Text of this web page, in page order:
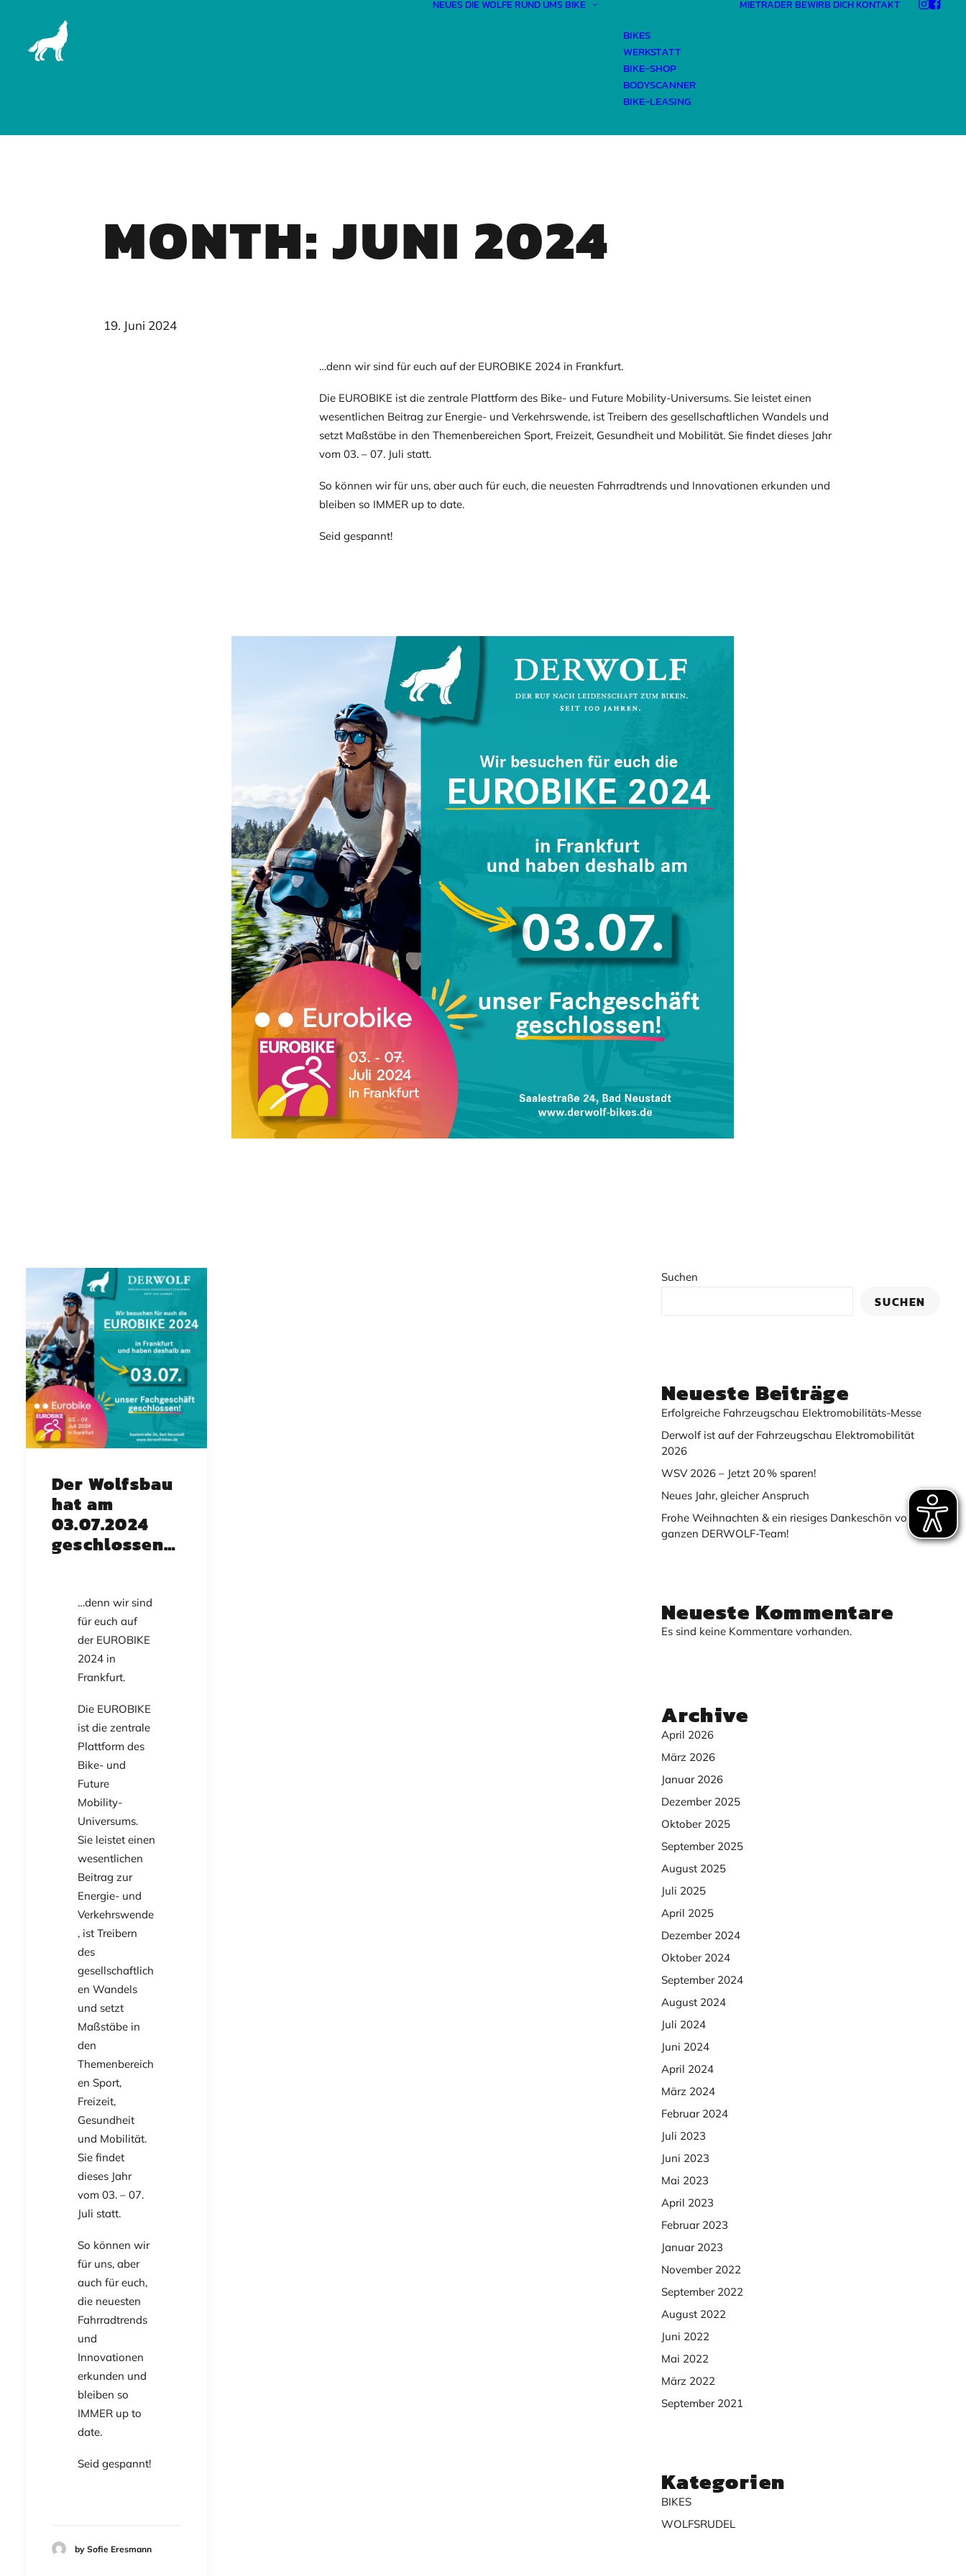
NEUES DIE WÖLFERUND UMS BIKE
BIKES
WERKSTATT
BIKE-SHOP
BODYSCANNER
BIKE-LEASING
MIETRÄDER BEWIRB DICHKONTAKT
MONTH: JUNI 2024
19. Juni 2024
…denn wir sind für euch auf der EUROBIKE 2024 in Frankfurt.
Die EUROBIKE ist die zentrale Plattform des Bike- und Future Mobility-Universums. Sie leistet einen
wesentlichen Beitrag zur Energie- und Verkehrswende, ist Treibern des gesellschaftlichen Wandels und
setzt Maßstäbe in den Themenbereichen Sport, Freizeit, Gesundheit und Mobilität. Sie findet dieses Jahr
vom 03. – 07. Juli statt.
So können wir für uns, aber auch für euch, die neuesten Fahrradtrends und Innovationen erkunden und
bleiben so IMMER up to date.
Seid gespannt!
Der Wolfsbau
hat am
03.07.2024
geschlossen…
…denn wir sind
für euch auf
der EUROBIKE
2024 in
Frankfurt.
Die EUROBIKE
ist die zentrale
Plattform des
Bike- und
Future
Mobility-
Universums.
Sie leistet einen
wesentlichen
Beitrag zur
Energie- und
Verkehrswende
, ist Treibern
des
gesellschaftlich
en Wandels
und setzt
Maßstäbe in
den
Themenbereich
en Sport,
Freizeit,
Gesundheit
und Mobilität.
Sie findet
dieses Jahr
vom 03. – 07.
Juli statt.
So können wir
für uns, aber
auch für euch,
die neuesten
Fahrradtrends
und
Innovationen
erkunden und
bleiben so
IMMER up to
date.
Seid gespannt!
by Sofie Eresmann
Suchen
SUCHEN
Neueste Beiträge
Erfolgreiche Fahrzeugschau Elektromobilitäts-Messe
Derwolf ist auf der Fahrzeugschau Elektromobilität
2026
WSV 2026 – Jetzt 20 % sparen!
Neues Jahr, gleicher Anspruch
Frohe Weihnachten & ein riesiges Dankeschön vom
ganzen DERWOLF-Team!
Neueste Kommentare
Es sind keine Kommentare vorhanden.
Archive
April 2026
März 2026
Januar 2026
Dezember 2025
Oktober 2025
September 2025
August 2025
Juli 2025
April 2025
Dezember 2024
Oktober 2024
September 2024
August 2024
Juli 2024
Juni 2024
April 2024
März 2024
Februar 2024
Juli 2023
Juni 2023
Mai 2023
April 2023
Februar 2023
Januar 2023
November 2022
September 2022
August 2022
Juni 2022
Mai 2022
März 2022
September 2021
Kategorien
BIKES
WOLFSRUDEL